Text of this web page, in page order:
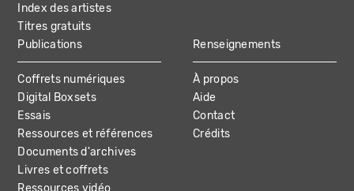
Index des artistes
Titres gratuits
Publications
Coffrets numériques
Digital Boxsets
Essais
Ressources et références
Documents d'archives
Livres et coffrets
Ressources vidéo
Renseignements
À propos
Aide
Contact
Crédits